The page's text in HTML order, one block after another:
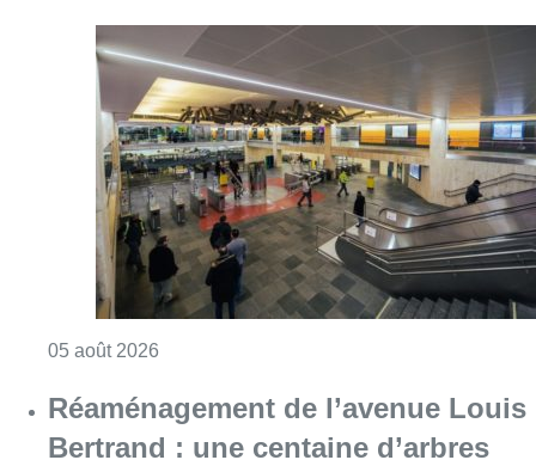
05 août 2026
Réaménagement de l’avenue Louis
Bertrand : une centaine d’arbres